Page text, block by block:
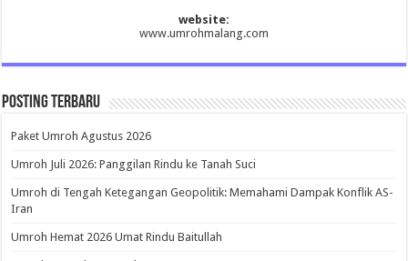
website:
www.umrohmalang.com
Posting Terbaru
Paket Umroh Agustus 2026
Umroh Juli 2026: Panggilan Rindu ke Tanah Suci
Umroh di Tengah Ketegangan Geopolitik: Memahami Dampak Konflik AS-
Iran
Umroh Hemat 2026 Umat Rindu Baitullah